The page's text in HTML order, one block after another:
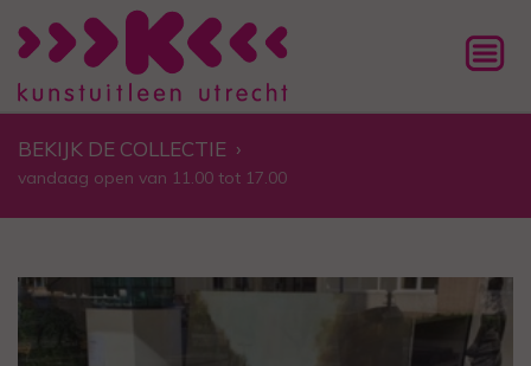
BEKIJK DE COLLECTIE ›
vandaag open van 11.00 tot 17.00